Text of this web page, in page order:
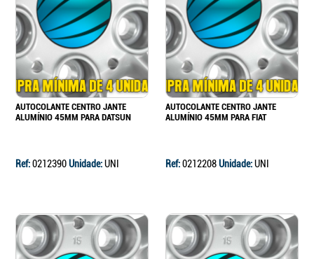
AUTOCOLANTE CENTRO JANTE
ALUMÍNIO 45MM PARA DATSUN
Ref:0212390Unidade:UNI
AUTOCOLANTE CENTRO JANTE
ALUMÍNIO 45MM PARA FIAT
Ref:0212208Unidade:UNI